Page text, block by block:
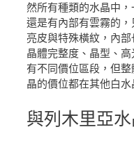
然所有種類的水晶中
還是有內部有雲霧的
亮皮與特殊橫紋，內
晶體完整度、晶型、
有不同價位區段，但
晶的價位都在其他白水
與列木里亞水